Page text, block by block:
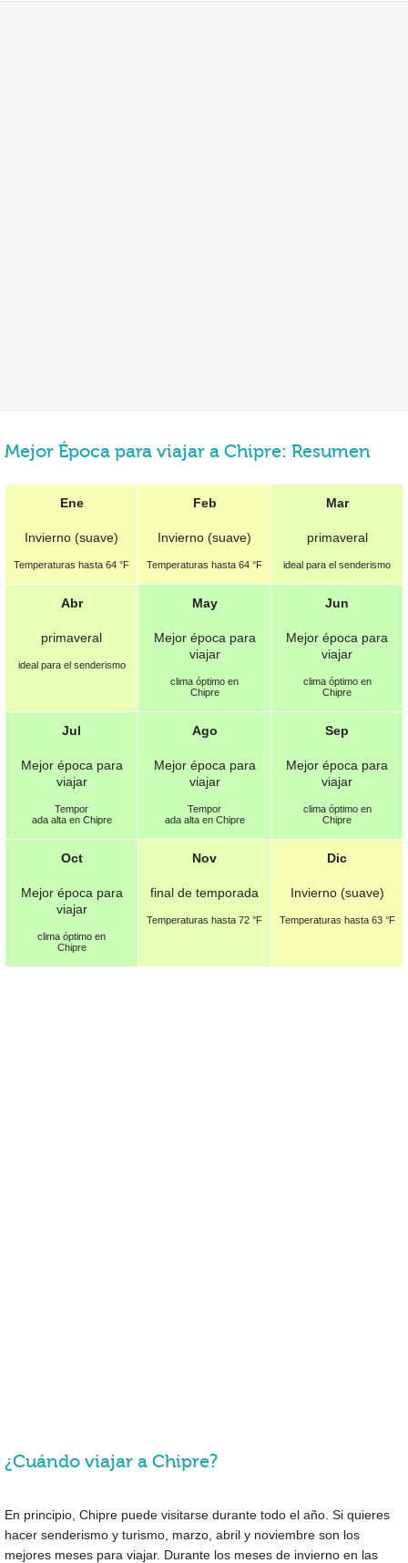
Mejor Época para viajar a Chipre: Resumen
Ene
Invierno (suave)
Temperaturas hasta 64 °F
Feb
Invierno (suave)
Temperaturas hasta 64 °F
Mar
primaveral
ideal para el senderismo
Abr
primaveral
ideal para el senderismo
May
Mejor época para
viajar
clima óptimo en
Chipre
Jun
Mejor época para
viajar
clima óptimo en
Chipre
Jul
Mejor época para
viajar
Tempor
ada alta en Chipre
Ago
Mejor época para
viajar
Tempor
ada alta en Chipre
Sep
Mejor época para
viajar
clima óptimo en
Chipre
Oct
Mejor época para
viajar
clima óptimo en
Chipre
Nov
final de temporada
Temperaturas hasta 72 °F
Dic
Invierno (suave)
Temperaturas hasta 63 °F
¿Cuándo viajar a Chipre?
En principio, Chipre puede visitarse durante todo el año. Si quieres
hacer senderismo y turismo, marzo, abril y noviembre son los
mejores meses para viajar. Durante los meses de invierno en las